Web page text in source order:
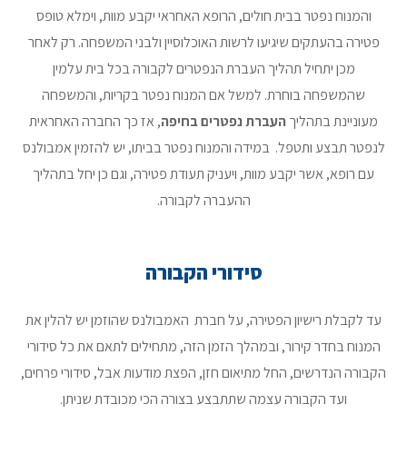
והמנוח נפטר בבית חולים, הרופא האחראי יקבע מוות, וימלא טופס
פטירה בהעתקים שיגיעו לרשות האוכלוסיין ולבני המשפחה. רק לאחר
מכן יתחיל תהליך העברת הנפטרים לקבורה בכל בית עלמין
שהמשפחה בוחרת. למשל אם המנוח נפטר בקריות, והמשפחה
מעוניינת בתהליךהעברת נפטרים בחיפה, אז כך החברה האחראית
לנפטר תבצע ותטפל. במידה והמנוח נפטר בביתו, יש להזמין אמבולנס
עם רופא, אשר יקבע מוות, ויעניק תעודת פטירה, וגם כן יחל בתהליך
ההעברה לקבורה.
סידורי הקבורה
עד לקבלת רישיון הפטירה, על חברת האמבולנס שהוזמן יש להלין את
המנוח בחדר קירור, ובמהלך הזמן הזה, מתחילים לתאם את כל סידורי
הקבורה הנדרשים, החל מתיאום חזן, הפצת מודעות אבל, סידורי פרחים,
ועד הקבורה עצמה שתתבצע בצורה הכי מכובדת שניתן.